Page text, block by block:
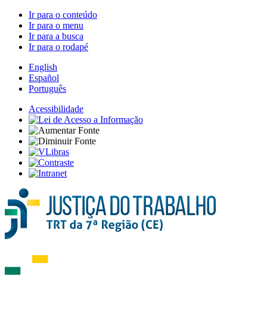
Ir para o conteúdo
Ir para o menu
Ir para a busca
Ir para o rodapé
English
Español
Português
Acessibilidade